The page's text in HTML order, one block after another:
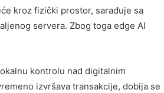
kroz fizički prostor, sarađuje sa
servera. Zbog toga edge AI
kontrolu nad digitalnim
izvršava transakcije, dobija se